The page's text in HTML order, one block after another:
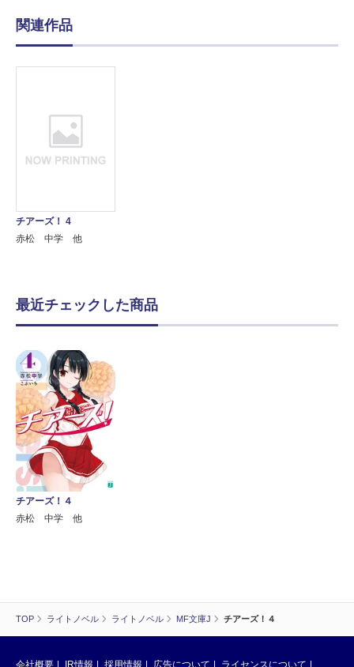
TOP ライトノベル ライトノベル MF文庫J チアーズ！４
関連作品
チアーズ！ 4
赤松 中学 他
最近チェックした商品
チアーズ！４
赤松 中学 他
会社概要 IR情報 採用情報 広告について ライセンスについて